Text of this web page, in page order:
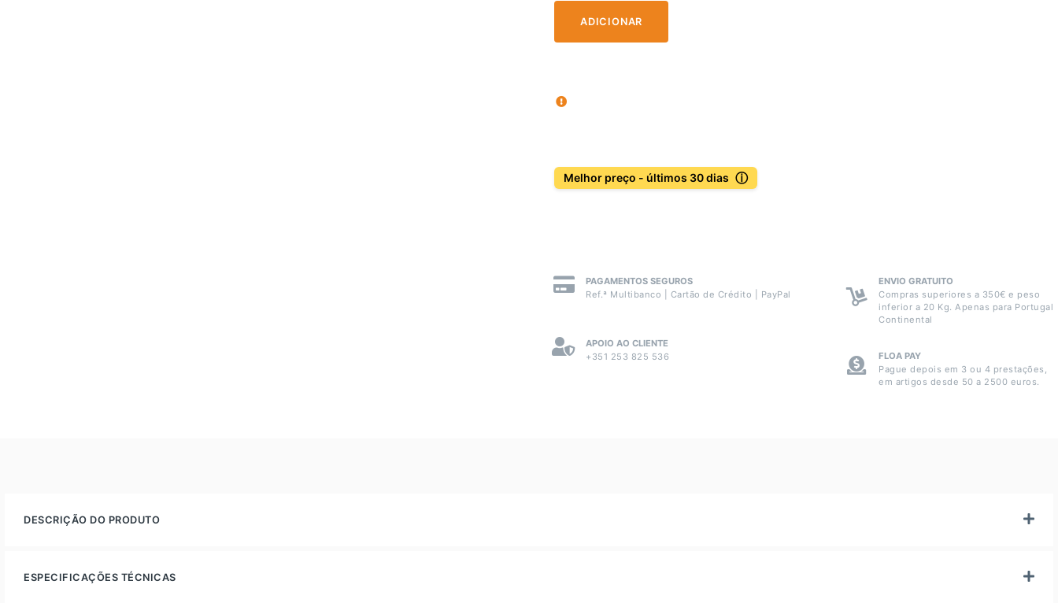
ADICIONAR
Melhor preço - últimos 30 dias ⓘ
PAGAMENTOS SEGUROS
Ref.ª Multibanco | Cartão de Crédito | PayPal
APOIO AO CLIENTE
+351 253 825 536
ENVIO GRATUITO
Compras superiores a 350€ e peso
inferior a 20 Kg. Apenas para Portugal
Continental
FLOA PAY
Pague depois em 3 ou 4 prestações,
em artigos desde 50 a 2500 euros.
DESCRIÇÃO DO PRODUTO
ESPECIFICAÇÕES TÉCNICAS